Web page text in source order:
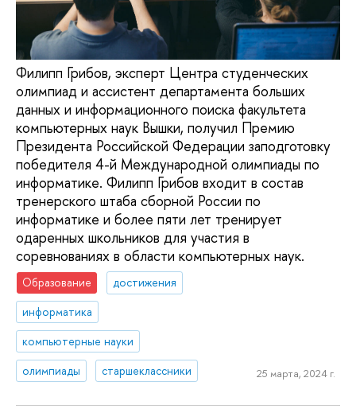
Филипп Грибов, эксперт Центра студенческих
олимпиад и ассистент департамента больших
данных и информационного поиска факультета
компьютерных наук Вышки, получил Премию
Президента Российской Федерации заподготовку
победителя 4-й Международной олимпиады по
информатике. Филипп Грибов входит в состав
тренерского штаба сборной России по
информатике и более пяти лет тренирует
одаренных школьников для участия в
соревнованиях в области компьютерных наук.
Образование
достижения
информатика
компьютерные науки
олимпиады
старшеклассники 25 марта, 2024 г.